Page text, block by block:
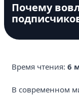
Почему
Время чтения: 6
В современном